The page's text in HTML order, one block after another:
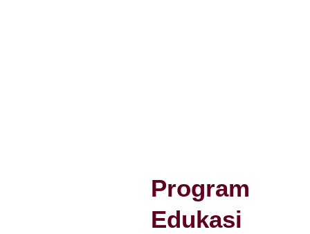
Program
Edukasi